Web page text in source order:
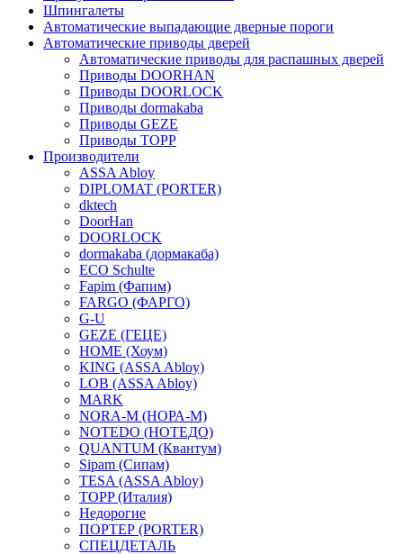
Шпингалеты
Автоматические выпадающие дверные пороги
Автоматические приводы дверей
Автоматические приводы для распашных дверей
Приводы DOORHAN
Приводы DOORLOCK
Приводы dormakaba
Приводы GEZE
Приводы TOPP
Производители
ASSA Abloy
DIPLOMAT (PORTER)
dktech
DoorHan
DOORLOCK
dormakaba (дормакаба)
ECO Schulte
Fapim (Фапим)
FARGO (ФАРГО)
G-U
GEZE (ГЕЦЕ)
HOME (Хоум)
KING (ASSA Abloy)
LOB (ASSA Abloy)
MARK
NORA-M (НОРА-М)
NOTEDO (НОТЕДО)
QUANTUM (Квантум)
Sipam (Сипам)
TESA (ASSA Abloy)
TOPP (Италия)
Недорогие
ПОРТЕР (PORTER)
СПЕЦДЕТАЛЬ